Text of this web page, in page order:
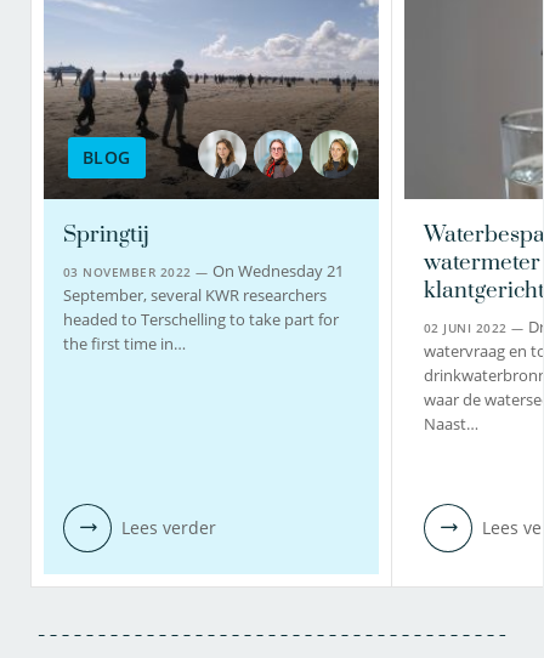
BLOG
Springtij
03 NOVEMBER 2022 —On Wednesday 21
September, several KWR researchers
headed to Terschelling to take part for
the first time in…
Lees verder
02 JUNI 2022 —
watervraag en
waar de
Naast…
Lees